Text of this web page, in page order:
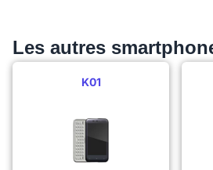
Les autres
K01